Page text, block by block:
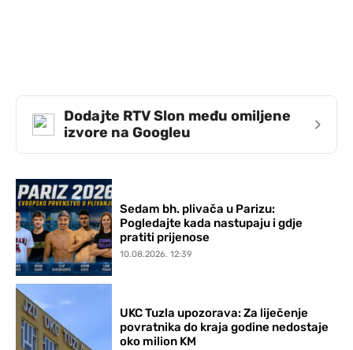
Dodajte RTV Slon među omiljene
izvore na Googleu
›
Sedam bh. plivača u Parizu:
Pogledajte kada nastupaju i gdje
pratiti prijenose
10.08.2026. 12:39
UKC Tuzla upozorava: Za liječenje
povratnika do kraja godine nedostaje
oko milion KM